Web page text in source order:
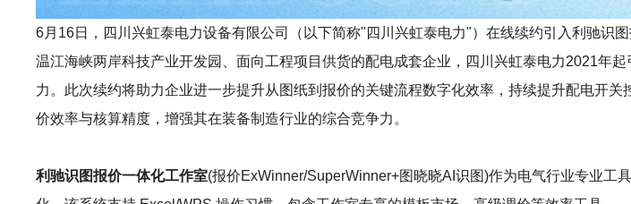
6月16日，四川兴虹泰电力设备有限公司（以下简称"四川兴虹泰电力"）在线续约引入利驰识
温江海峡两岸科技产业开发园、面向工程项目供货的配电成套企业，四川兴虹泰电力2021年
力。此次续约将助力企业进一步提升从图纸到报价的关键流程数字化效率，持续提升配电开
价效率与核算精度，增强其在装备制造行业的综合竞争力。
利驰识图报价一体化工作室(报价ExWinner/SuperWinner+图晓晓AI识图)作为电气行业专业工